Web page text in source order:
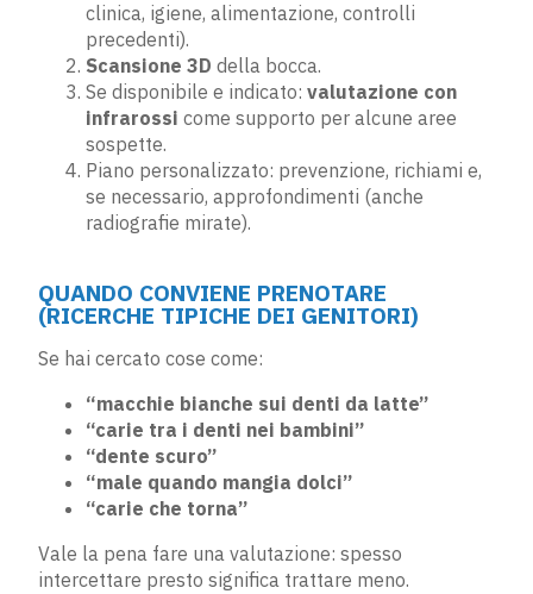
clinica, igiene, alimentazione, controlli
precedenti).
Scansione 3D della bocca.
Se disponibile e indicato: valutazione con
infrarossi come supporto per alcune aree
sospette.
Piano personalizzato: prevenzione, richiami e,
se necessario, approfondimenti (anche
radiografie mirate).
QUANDO CONVIENE PRENOTARE
(RICERCHE TIPICHE DEI GENITORI)
Se hai cercato cose come:
“macchie bianche sui denti da latte”
“carie tra i denti nei bambini”
“dente scuro”
“male quando mangia dolci”
“carie che torna”
Vale la pena fare una valutazione: spesso
intercettare presto significa trattare meno.